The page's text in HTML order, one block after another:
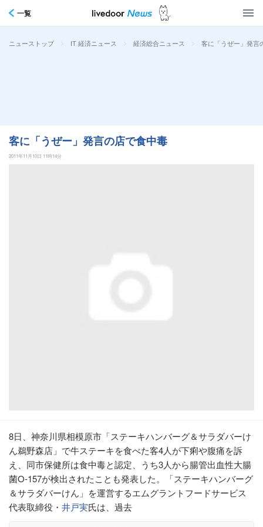
一覧
ニューストップ > IT 経済ニュース > 経済総合ニュース > 客に「うぜー」発言
客に「うぜー」発言の店で食中毒
2011年11月10日 11時14分
8日、神奈川県相模原市「ステーキハンバーグ＆サラダバーけ
ん鵜野森店」で牛ステーキを食べた客4人が下痢や腹痛を訴
え、同市保健所は食中毒と認定、うち3人から腸管出血性大腸
菌O-157が検出されたことも発表した。「ステーキハンバーグ
＆サラダバーけん」を運営するエムグラントフードサービス
代表取締役・ 井戸実氏は、過去